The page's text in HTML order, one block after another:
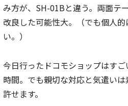
み方が、SH-01Bと違う。両面テ
改良した可能性大。（でも個人
い。）
今日行ったドコモショップはす
時間。でも親切な対応と気遣い
許せます。